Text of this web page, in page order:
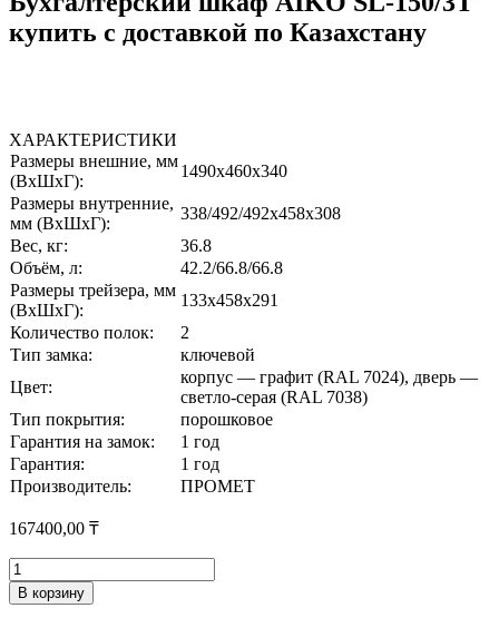
купить с доставкой по Казахстану
ХАРАКТЕРИСТИКИ
Размеры внешние, мм
(ВхШхГ):
1490x460x340
Размеры внутренние,
мм (ВхШхГ):
338/492/492x458x308
Вес, кг:
36.8
Объём, л:
42.2/66.8/66.8
Размеры трейзера, мм
(ВхШхГ):
133x458x291
Количество полок:
2
Тип замка:
ключевой
Цвет:
корпус — графит (RAL 7024), дверь —
светло-серая (RAL 7038)
Тип покрытия:
порошковое
Гарантия на замок:
1 год
Гарантия:
1 год
Производитель:
ПРОМЕТ
167400,00 ₸
Количество
товара
Бухгалтерский
В корзину